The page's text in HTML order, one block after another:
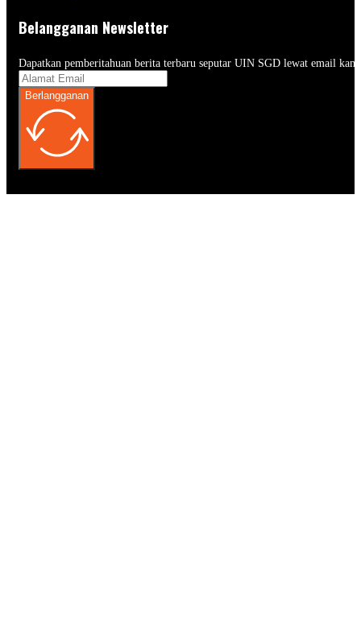
Belangganan Newsletter
Dapatkan pemberitahuan berita terbaru seputar UIN SGD lewat email
Berlangganan